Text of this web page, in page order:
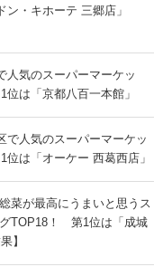
・キホーテ 三郷店」
人気のスーパーマーケッ
は「京都八百一本館」
で人気のスーパーマーケッ
は「オーケー 西葛西店」
菜が最高にうまいと思うス
TOP18！ 第1位は「成城
】